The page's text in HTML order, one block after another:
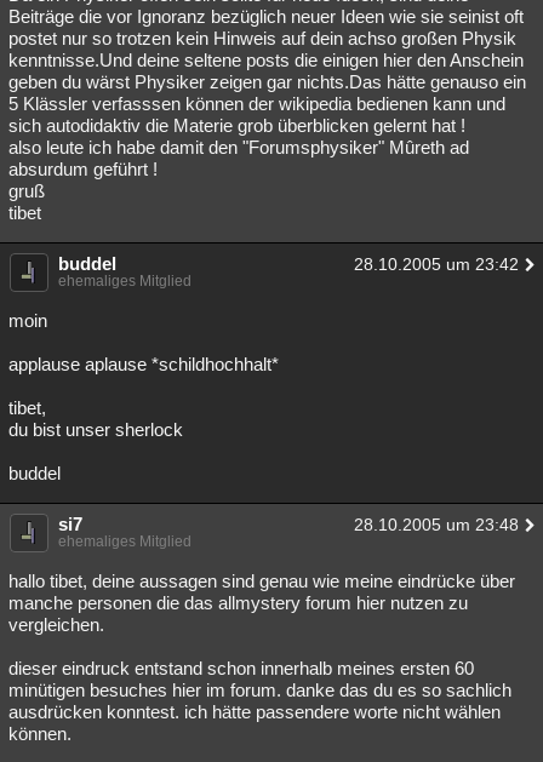
Beiträge die vor Ignoranz bezüglich neuer Ideen wie sie seinist oft
postet nur so trotzen kein Hinweis auf dein achso großen Physik
kenntnisse.Und deine seltene posts die einigen hier den Anschein
geben du wärst Physiker zeigen gar nichts.Das hätte genauso ein
5 Klässler verfasssen können der wikipedia bedienen kann und
sich autodidaktiv die Materie grob überblicken gelernt hat !
also leute ich habe damit den "Forumsphysiker" Mûreth ad
absurdum geführt !
gruß
tibet
buddel 28.10.2005 um 23:42
ehemaliges Mitglied
moin
applause aplause *schildhochhalt*
tibet,
du bist unser sherlock
buddel
si7 28.10.2005 um 23:48
ehemaliges Mitglied
hallo tibet, deine aussagen sind genau wie meine eindrücke über
manche personen die das allmystery forum hier nutzen zu
vergleichen.
dieser eindruck entstand schon innerhalb meines ersten 60
minütigen besuches hier im forum. danke das du es so sachlich
ausdrücken konntest. ich hätte passendere worte nicht wählen
können.